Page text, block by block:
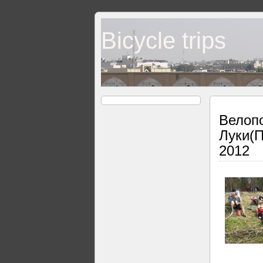
Bicycle trips
2012